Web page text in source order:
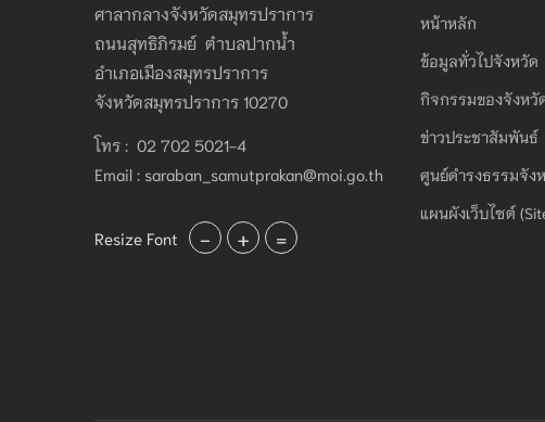
ศาลากลางจังหวัดสมุทรปราการ
ถนนสุทธิภิรมย์ ตำบลปากน้ำ
อำเภอเมืองสมุทรปราการ
จังหวัดสมุทรปราการ 10270
โทร : 02 702 5021-4
Email : saraban_samutprakan@moi.go.th
Resize Font - + =
หน้าหลัก
ข้อมูลทั่วไปจังหวัด
กิจกรรมของจังหวั
ข่าวประชาสัมพันธ์
ศูนย์ดำรงธรรมจัง
แผนผังเว็บไซต์